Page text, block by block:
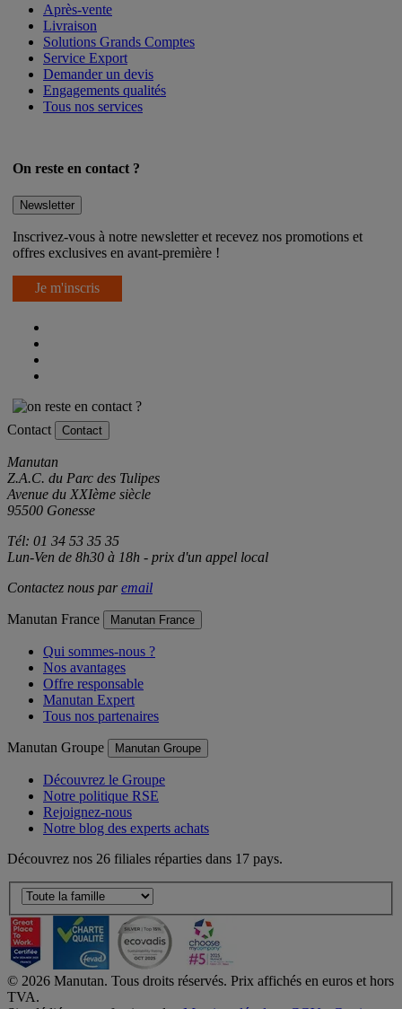
Après-vente
Livraison
Solutions Grands Comptes
Service Export
Demander un devis
Engagements qualités
Tous nos services
On reste en contact ?
Newsletter
Inscrivez-vous à notre newsletter et recevez nos promotions et
offres exclusives en avant-première !
Je m'inscris
Contact Contact
Manutan
Z.A.C. du Parc des Tulipes
Avenue du XXIème siècle
95500 Gonesse
Tél: 01 34 53 35 35
Lun-Ven de 8h30 à 18h - prix d'un appel local
Contactez nous paremail
Manutan France Manutan France
Qui sommes-nous ?
Nos avantages
Offre responsable
Manutan Expert
Tous nos partenaires
Manutan Groupe Manutan Groupe
Découvrez le Groupe
Notre politique RSE
Rejoignez-nous
Notre blog des experts achats
Découvrez nos 26 filiales réparties dans 17 pays.
© 2026 Manutan. Tous droits réservés. Prix affichés en euros et hors
TVA.